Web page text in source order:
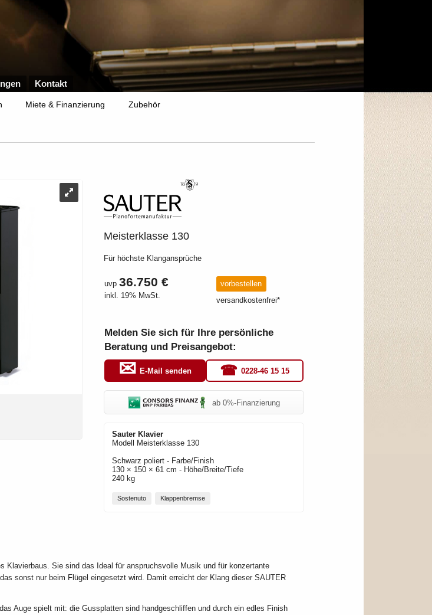
Kontakt
Miete & Finanzierung Zubehör
Meisterklasse 130
Für höchste Klangansprüche
uvp36.750 €
inkl. 19% MwSt.
vorbestellen
versandkostenfrei*
Melden Sie sich für Ihre persönliche
Beratung und Preisangebot:
E-Mail senden 0228-46 15 15
ab 0%-Finanzierung
Sauter Klavier
Modell
Meisterklasse 130
Schwarz poliert - Farbe/Finish
130 × 150 × 61 cm - Höhe/Breite/Tiefe
240 kg
Sostenuto Klappenbremse
Sie sind das Ideal für anspruchsvolle Musik und für konzertante
sonst nur beim Flügel eingesetzt wird. Damit erreicht der Klang dieser SAUTER
Auge spielt mit: die Gussplatten sind handgeschliffen und durch ein edles Finish